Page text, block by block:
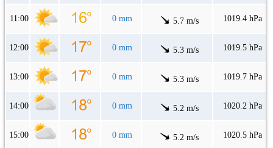
11:00 0 mm 5.7 m/s 1019.4 hPa
12:00 0 mm 5.3 m/s 1019.5 hPa
13:00 0 mm 5.3 m/s 1019.7 hPa
14:00 0 mm 5.2 m/s 1020.2 hPa
15:00 0 mm 5.2 m/s 1020.5 hPa